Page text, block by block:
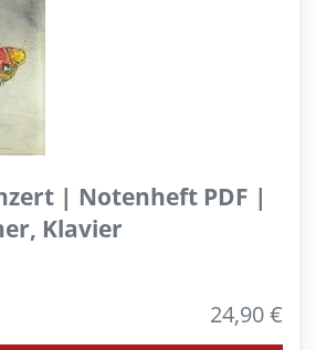
| Notenheft PDF |
Klavier
24,90 €